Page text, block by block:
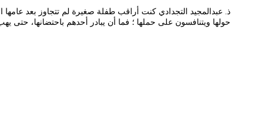
ذ. عبدالمجيد التجدادي كنت أراقب طفلة صغيرة لم تتجاوز بعد
حولها ويتنافسون على حملها ؛ فما أن يبادر أحدهم باحتضانها، حتى